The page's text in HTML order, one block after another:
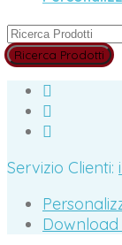
Servizio Clienti:
Download